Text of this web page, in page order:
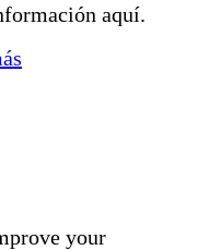
aquí.
your